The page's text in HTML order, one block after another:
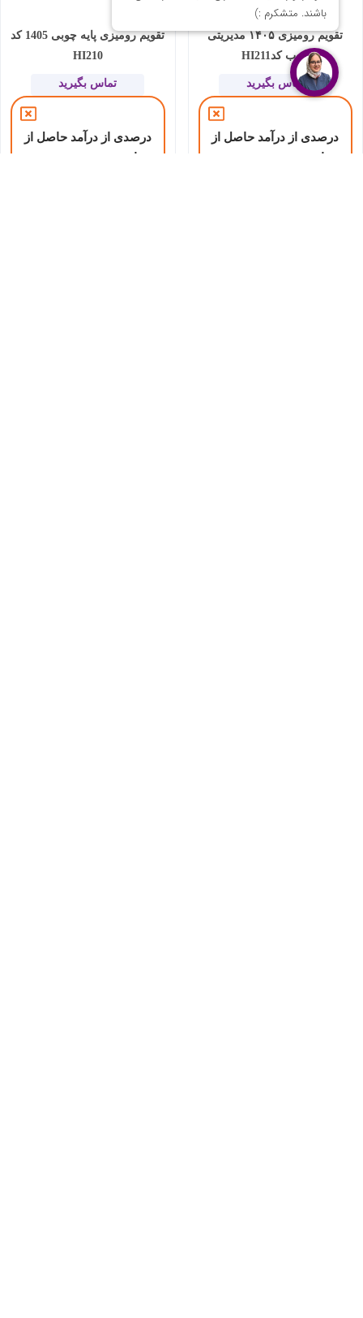
تقویم رومیزی ۱۴۰۵ مدیریتی
چوب کدHI211
تماس بگیرید
درصدی از درآمد حاصل از
این هدیه به موسسه
تقویم رومیزی پایه چوبی 1405 کد
HI210
تماس بگیرید
درصدی از درآمد حاصل از
این هدیه به موسسه